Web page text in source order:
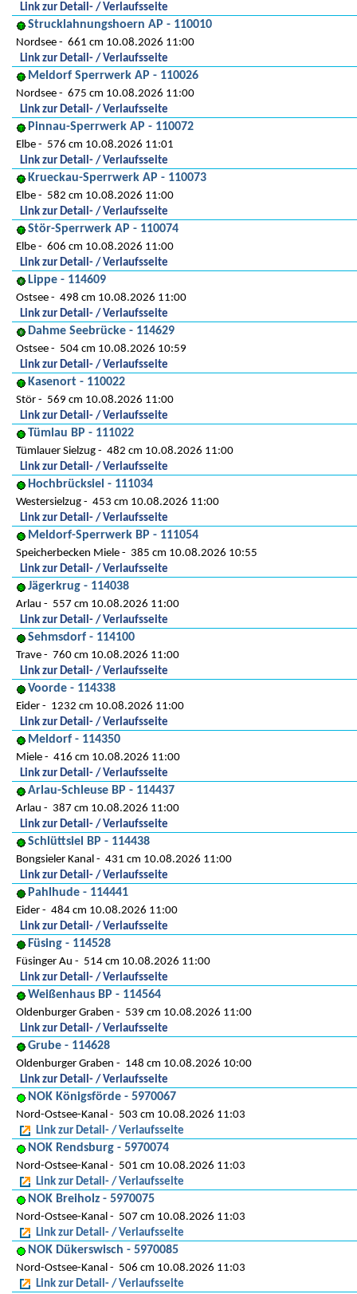
Link zur Detail- / Verlaufsseite
Strucklahnungshoern AP - 110010
Nordsee
661 cm 10.08.2026 11:00
Link zur Detail- / Verlaufsseite
Meldorf Sperrwerk AP - 110026
Nordsee
675 cm 10.08.2026 11:00
Link zur Detail- / Verlaufsseite
Pinnau-Sperrwerk AP - 110072
Elbe
576 cm 10.08.2026 11:01
Link zur Detail- / Verlaufsseite
Krueckau-Sperrwerk AP - 110073
Elbe
582 cm 10.08.2026 11:00
Link zur Detail- / Verlaufsseite
Stör-Sperrwerk AP - 110074
Elbe
606 cm 10.08.2026 11:00
Link zur Detail- / Verlaufsseite
Lippe - 114609
Ostsee
498 cm 10.08.2026 11:00
Link zur Detail- / Verlaufsseite
Dahme Seebrücke - 114629
Ostsee
504 cm 10.08.2026 10:59
Link zur Detail- / Verlaufsseite
Kasenort - 110022
Stör
569 cm 10.08.2026 11:00
Link zur Detail- / Verlaufsseite
Tümlau BP - 111022
Tümlauer Sielzug
482 cm 10.08.2026 11:00
Link zur Detail- / Verlaufsseite
Hochbrücksiel - 111034
Westersielzug
453 cm 10.08.2026 11:00
Link zur Detail- / Verlaufsseite
Meldorf-Sperrwerk BP - 111054
Speicherbecken Miele
385 cm 10.08.2026 10:55
Link zur Detail- / Verlaufsseite
Jägerkrug - 114038
Arlau
557 cm 10.08.2026 11:00
Link zur Detail- / Verlaufsseite
Sehmsdorf - 114100
Trave
760 cm 10.08.2026 11:00
Link zur Detail- / Verlaufsseite
Voorde - 114338
Eider
1232 cm 10.08.2026 11:00
Link zur Detail- / Verlaufsseite
Meldorf - 114350
Miele
416 cm 10.08.2026 11:00
Link zur Detail- / Verlaufsseite
Arlau-Schleuse BP - 114437
Arlau
387 cm 10.08.2026 11:00
Link zur Detail- / Verlaufsseite
Schlüttsiel BP - 114438
Bongsieler Kanal
431 cm 10.08.2026 11:00
Link zur Detail- / Verlaufsseite
Pahlhude - 114441
Eider
484 cm 10.08.2026 11:00
Link zur Detail- / Verlaufsseite
Füsing - 114528
Füsinger Au
514 cm 10.08.2026 11:00
Link zur Detail- / Verlaufsseite
Weißenhaus BP - 114564
Oldenburger Graben
539 cm 10.08.2026 11:00
Link zur Detail- / Verlaufsseite
Grube - 114628
Oldenburger Graben
148 cm 10.08.2026 10:00
Link zur Detail- / Verlaufsseite
NOK Königsförde - 5970067
Nord-Ostsee-Kanal
503 cm 10.08.2026 11:03
Link zur Detail- / Verlaufsseite
NOK Rendsburg - 5970074
Nord-Ostsee-Kanal
501 cm 10.08.2026 11:03
Link zur Detail- / Verlaufsseite
NOK Breiholz - 5970075
Nord-Ostsee-Kanal
507 cm 10.08.2026 11:03
Link zur Detail- / Verlaufsseite
NOK Dükerswisch - 5970085
Nord-Ostsee-Kanal
506 cm 10.08.2026 11:03
Link zur Detail- / Verlaufsseite